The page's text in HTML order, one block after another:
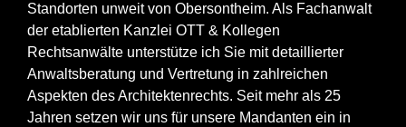
Standorten unweit von Obersontheim. Als Fachanwalt
der etablierten Kanzlei OTT & Kollegen
Rechtsanwälte unterstütze ich Sie mit detaillierter
Anwaltsberatung und Vertretung in zahlreichen
Aspekten des Architektenrechts. Seit mehr als 25
Jahren setzen wir uns für unsere Mandanten ein in